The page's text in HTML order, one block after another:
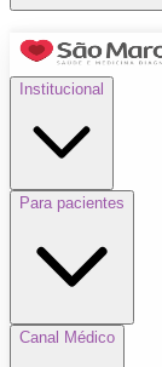
Institucional
Para pacientes
Canal Médico